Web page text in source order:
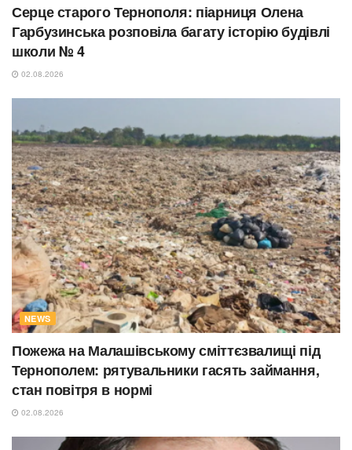
Серце старого Тернополя: піарниця Олена
Гарбузинська розповіла багату історію будівлі
школи № 4
02.08.2026
NEWS
Пожежа на Малашівському сміттєзвалищі під
Тернополем: рятувальники гасять займання,
стан повітря в нормі
02.08.2026